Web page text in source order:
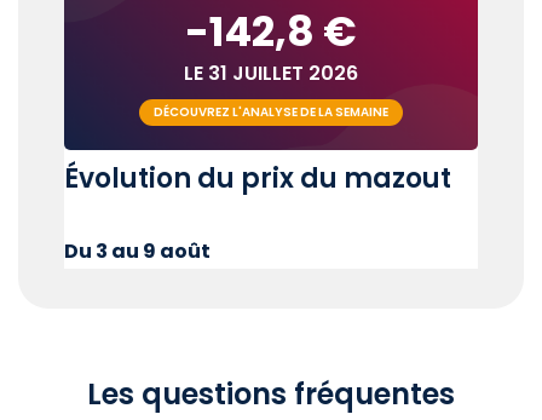
-142,8 €
LE 31 JUILLET 2026
DÉCOUVREZ L'ANALYSE DE LA SEMAINE
Évolution du prix du mazout
Du 3 au 9 août
Les questions fréquentes